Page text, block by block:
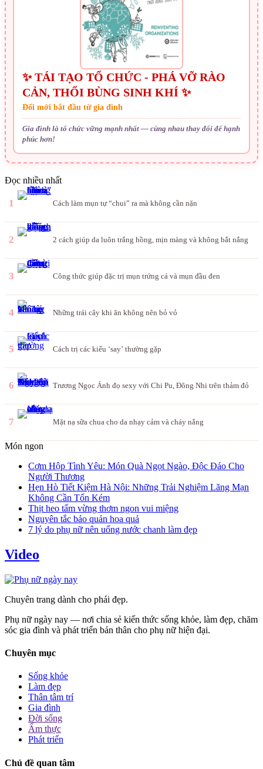
✨ TÁI TẠO TỔ CHỨC - PHÁ VỠ RÀO
CẢN, THỔI BÙNG SINH KHÍ ✨
Đổi mới bắt đầu từ gia đình
Gia đình là tổ chức vững mạnh nhất — cùng nhau thay đổi để hạnh
phúc hơn!
Đọc nhiều nhất
1 Cách làm mụn tự “chui” ra mà không cần nặn
2 2 cách giúp da luôn trắng hồng, mịn màng và không bắt nắng
3 Công thức giúp đặc trị mụn trứng cá và mụn đầu đen
4 Những trái cây khi ăn không nên bỏ vỏ
5 Cách trị các kiểu ‘say’ thường gặp
6 Trương Ngọc Ánh đọ sexy với Chi Pu, Đông Nhi trên thảm đỏ
7 Mặt nạ sữa chua cho da nhạy cảm và cháy nắng
Món ngon
Cơm Hộp Tình Yêu: Món Quà Ngọt Ngào, Độc Đáo Cho
Người Thương
Hẹn Hò Tiết Kiệm Hà Nội: Những Trải Nghiệm Lãng Mạn
Không Cần Tốn Kém
Thịt heo tẩm vừng thơm ngon vui miệng
Nguyên tắc bảo quản hoa quả
7 lý do phụ nữ nên uống nước chanh làm đẹp
Video
Chuyên trang dành cho phái đẹp.
Phụ nữ ngày nay — nơi chia sẻ kiến thức sống khỏe, làm đẹp, chăm
sóc gia đình và phát triển bản thân cho phụ nữ hiện đại.
Chuyên mục
Sống khỏe
Làm đẹp
Thân tâm trí
Gia đình
Đời sống
Ẩm thực
Phát triển
Chủ đề quan tâm